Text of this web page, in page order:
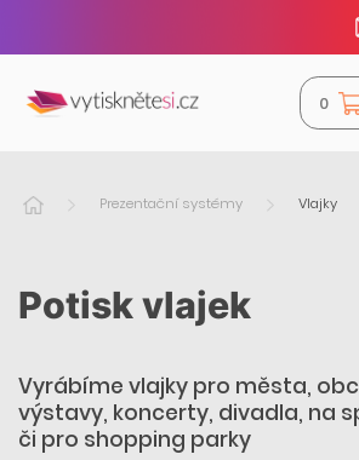
0
Prezentační systémy Vlajky
Potisk vlajek
Vyrábíme vlajky pro města,
výstavy, koncerty, divadla, na
či pro shopping parky